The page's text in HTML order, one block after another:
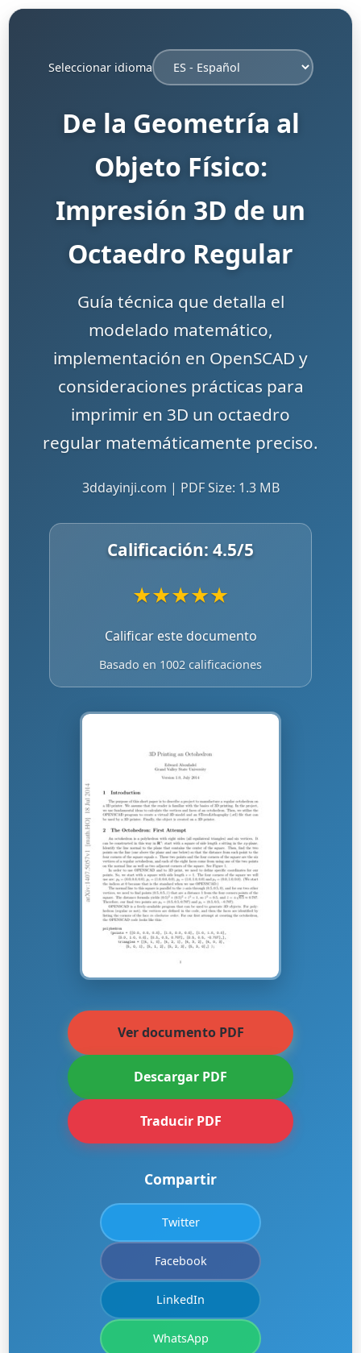
Seleccionar idioma
De la Geometría al
Objeto Físico:
Impresión 3D de un
Octaedro Regular
Guía técnica que detalla el
modelado matemático,
implementación en OpenSCAD y
consideraciones prácticas para
imprimir en 3D un octaedro
regular matemáticamente preciso.
3ddayinji.com | PDF Size: 1.3 MB
Calificación: 4.5/5
★★★★★
Calificar este documento
Basado en 1002 calificaciones
Ver documento PDF
Descargar PDF
Traducir PDF
Compartir
Twitter
Facebook
LinkedIn
WhatsApp